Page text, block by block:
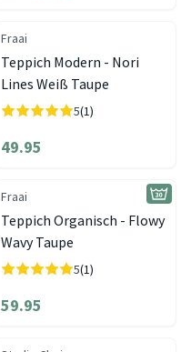
Fraai
Teppich Modern - Nori
Lines Weiß Taupe
5(1)
49.95
Fraai
Teppich Organisch - Flowy
Wavy Taupe
5(1)
59.95